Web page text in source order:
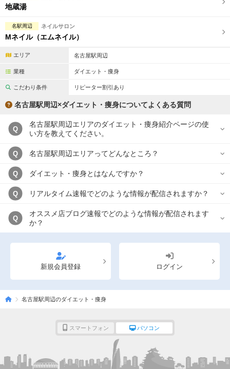
地蔵湯
名駅周辺 ネイルサロン
Mネイル（エムネイル）
エリア 名古屋駅周辺
業種 ダイエット・痩身
こだわり条件 リピーター割引あり
名古屋駅周辺×ダイエット・痩身についてよくある質問
Q
名古屋駅周辺エリアのダイエット・痩身紹介ページの使
い方を教えてください。
Q 名古屋駅周辺エリアってどんなところ？
Q ダイエット・痩身とはなんですか？
Q リアルタイム速報でどのような情報が配信されますか？
Q
オススメ店ブログ速報でどのような情報が配信されます
か？
新規会員登録 ログイン
名古屋駅周辺のダイエット・痩身
スマートフォン パソコン